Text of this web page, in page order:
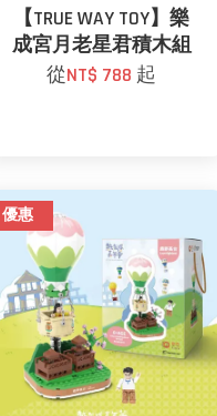
【TRUE WAY TOY】樂
成宮月老星君積木組
從NT$ 788 起
優惠